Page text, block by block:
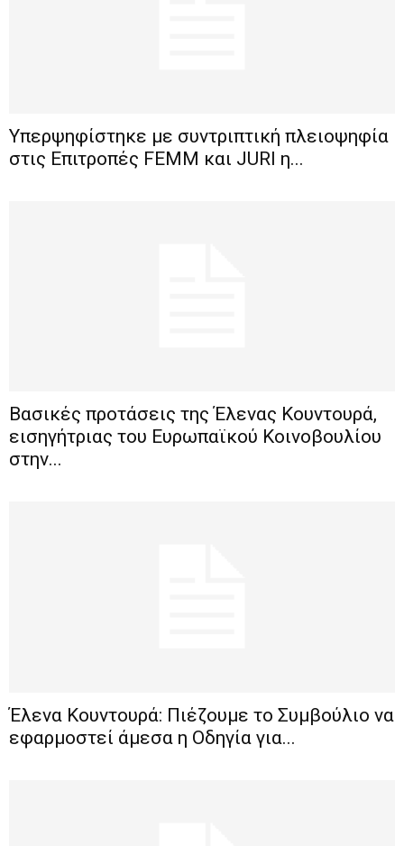
Υπερψηφίστηκε με συντριπτική πλειοψηφία
στις Επιτροπές FEMM και JURI η...
Βασικές προτάσεις της Έλενας Κουντουρά,
εισηγήτριας του Ευρωπαϊκού Κοινοβουλίου
στην...
Έλενα Κουντουρά: Πιέζουμε το Συμβούλιο να
εφαρμοστεί άμεσα η Οδηγία για...